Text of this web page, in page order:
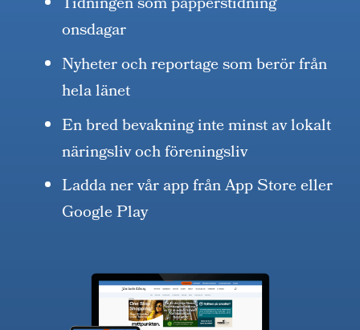
onsdagar
Nyheter och reportage som berör från
hela länet
En bred bevakning inte minst av lokalt
näringsliv och föreningsliv
Ladda ner vår app från App Store eller
Google Play